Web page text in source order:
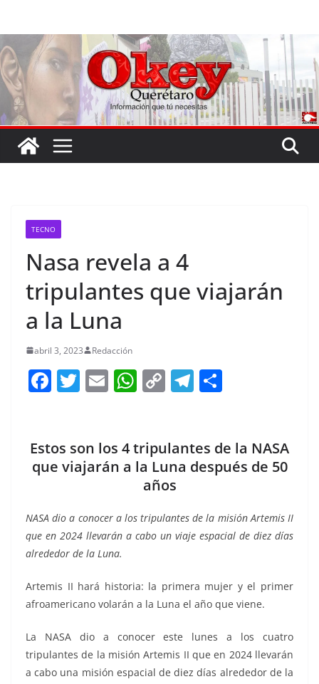
contenido
TECNO
Nasa revela a 4
tripulantes que viajarán
a la Luna
abril 3, 2023 Redacción
F
e
b
o
k
T
er
E
l
W
s
A
p
p
C
y
Li
n
k
T
gr
a
e
Estos son los 4 tripulantes de la NASA
que viajarán a la Luna después de 50
años
NASA dio a conocer a los tripulantes de la misión Artemis II
que en 2024 llevarán a cabo un viaje espacial de diez días
alrededor de la Luna.
Artemis II hará historia: la primera mujer y el primer
afroamericano volarán a la Luna el año que viene.
La NASA dio a conocer este lunes a los cuatro
tripulantes de la misión Artemis II que en 2024 llevarán
a cabo una misión espacial de diez días alrededor de la